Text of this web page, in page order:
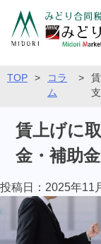
TOP >
コラ
ム
>
賃上げに
金・補助
投稿日：2025年11